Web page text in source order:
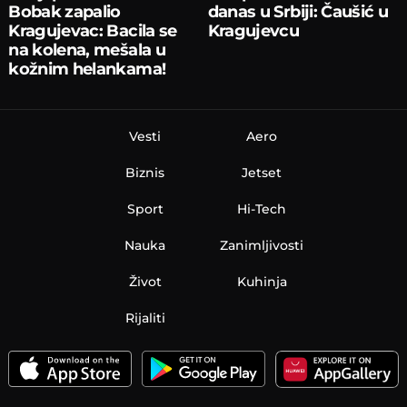
Bobak zapalio
Kragujevac: Bacila se
na kolena, mešala u
kožnim helankama!
danas u Srbiji: Čaušić u
Kragujevcu
Vesti
Biznis
Sport
Nauka
Aero
Jetset
Hi-Tech
Zanimljivosti
Život Kuhinja
Rijaliti